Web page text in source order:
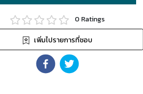
0 Ratings
เพิ่มไปรายการที่ชอบ